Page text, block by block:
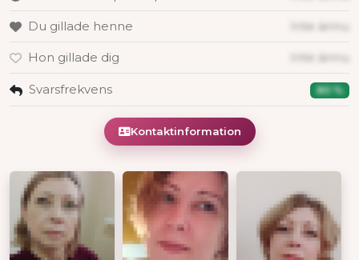
Du gillade henne Inte ännu
Hon gillade dig Inte ännu
Svarsfrekvens 80 %
Kontaktinformation